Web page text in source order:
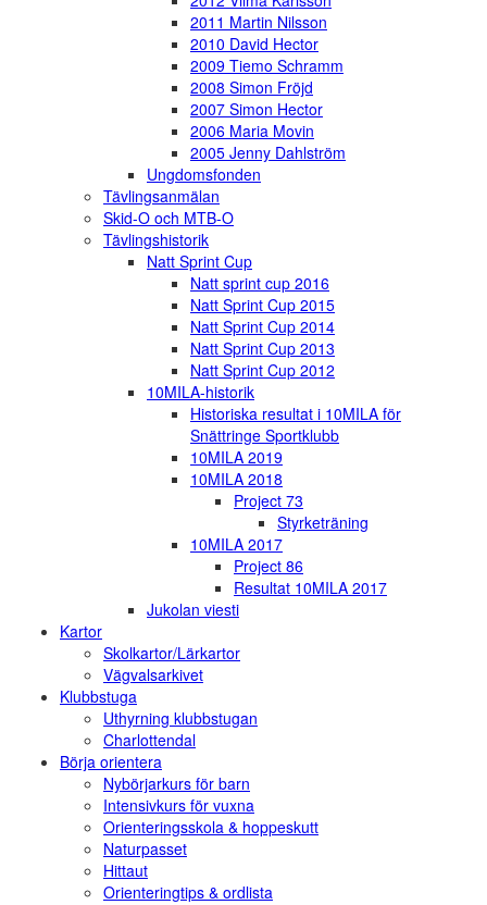
2011 Martin Nilsson
2010 David Hector
2009 Tiemo Schramm
2008 Simon Fröjd
2007 Simon Hector
2006 Maria Movin
2005 Jenny Dahlström
Ungdomsfonden
Tävlingsanmälan
Skid-O och MTB-O
Tävlingshistorik
Natt Sprint Cup
Natt sprint cup 2016
Natt Sprint Cup 2015
Natt Sprint Cup 2014
Natt Sprint Cup 2013
Natt Sprint Cup 2012
10MILA-historik
Historiska resultat i 10MILA för
Snättringe Sportklubb
10MILA 2019
10MILA 2018
Project 73
Styrketräning
10MILA 2017
Project 86
Resultat 10MILA 2017
Jukolan viesti
Kartor
Skolkartor/Lärkartor
Vägvalsarkivet
Klubbstuga
Uthyrning klubbstugan
Charlottendal
Börja orientera
Nybörjarkurs för barn
Intensivkurs för vuxna
Orienteringsskola & hoppeskutt
Naturpasset
Hittaut
Orienteringtips & ordlista